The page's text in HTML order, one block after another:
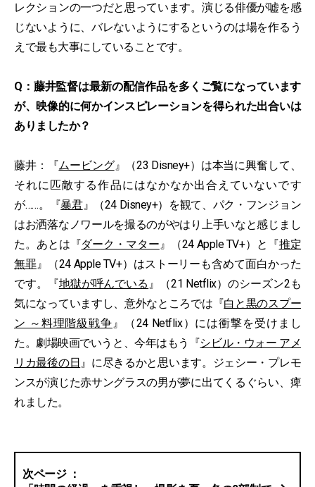
レクションの一つだと思っています。演じる俳優が嘘を感
じないように、バレないようにするというのは場を作るう
えで最も大事にしていることです。
Q：藤井監督は最新の配信作品を多くご覧になっています
が、映像的に何かインスピレーションを得られた出合いは
ありましたか？
藤井：『ムービング』（23 Disney+）は本当に興奮して、
それに匹敵する作品にはなかなか出合えていないです
が……。『暴君』（24 Disney+）を観て、パク・フンジョン
はお洒落なノワールを撮るのがやはり上手いなと感じまし
た。あとは『ダーク・マター』（24 Apple TV+）と『推定
無罪』（24 Apple TV+）はストーリーも含めて面白かった
です。『地獄が呼んでいる 』（21 Netflix）のシーズン2も
気になっていますし、意外なところでは『白と黒のスプー
ン ～料理階級戦争』（24 Netflix）には衝撃を受けまし
た。劇場映画でいうと、今年はもう『シビル・ウォー アメ
リカ最後の日』に尽きるかと思います。ジェシー・プレモ
ンスが演じた赤サングラスの男が夢に出てくるぐらい、痺
れました。